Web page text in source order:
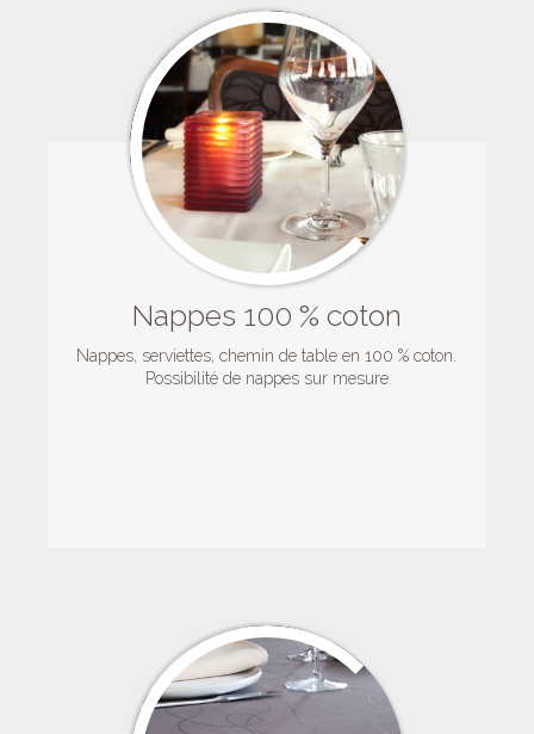
Nappes 100 % coton
Nappes, serviettes, chemin de table en 100 % coton.
Possibilité de nappes sur mesure